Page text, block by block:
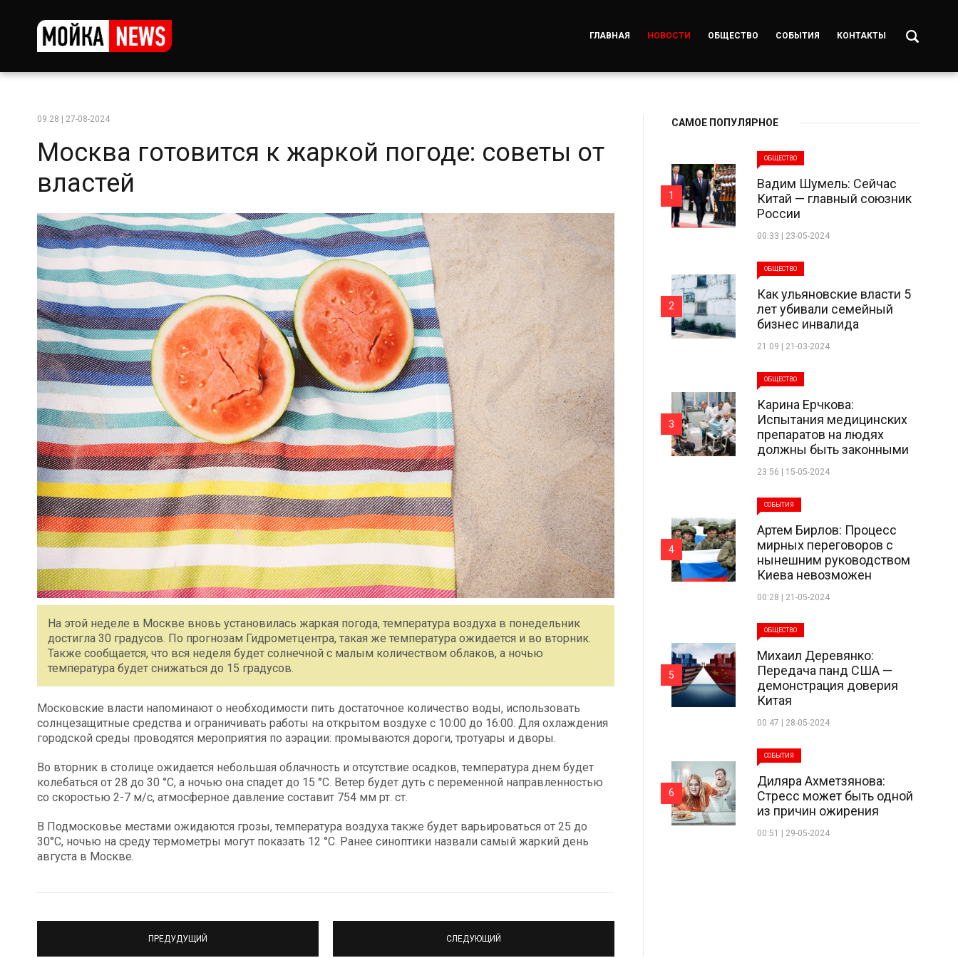
ГЛАВНАЯ НОВОСТИ ОБЩЕСТВО СОБЫТИЯ КОНТАКТЫ
09:28 | 27-08-2024
Москва готовится к жаркой погоде: советы от
властей
На этой неделе в Москве вновь установилась жаркая погода, температура воздуха в понедельник
достигла 30 градусов. По прогнозам Гидрометцентра, такая же температура ожидается и во вторник.
Также сообщается, что вся неделя будет солнечной с малым количеством облаков, а ночью
температура будет снижаться до 15 градусов.
Московские власти напоминают о необходимости пить достаточное количество воды, использовать
солнцезащитные средства и ограничивать работы на открытом воздухе с 10:00 до 16:00. Для охлаждения
городской среды проводятся мероприятия по аэрации: промываются дороги, тротуары и дворы.
Во вторник в столице ожидается небольшая облачность и отсутствие осадков, температура днем будет
колебаться от 28 до 30 °C, а ночью она спадет до 15 °C. Ветер будет дуть с переменной направленностью
со скоростью 2-7 м/с, атмосферное давление составит 754 мм рт. ст.
В Подмосковье местами ожидаются грозы, температура воздуха также будет варьироваться от 25 до
30°C, ночью на среду термометры могут показать 12 °C. Ранее синоптики назвали самый жаркий день
августа в Москве.
ПРЕДУДУЩИЙ СЛЕДУЮЩИЙ
САМОЕ ПОПУЛЯРНОЕ
ОБЩЕСТВО
Вадим Шумель: Сейчас
Китай — главный союзник
России
00:33 | 23-05-2024
1
ОБЩЕСТВО
Как ульяновские власти 5
лет убивали семейный
бизнес инвалида
21:09 | 21-03-2024
2
ОБЩЕСТВО
Карина Ерчкова:
Испытания медицинских
препаратов на людях
должны быть законными
23:56 | 15-05-2024
3
СОБЫТИЯ
Артем Бирлов: Процесс
мирных переговоров с
нынешним руководством
Киева невозможен
00:28 | 21-05-2024
4
ОБЩЕСТВО
Михаил Деревянко:
Передача панд США —
демонстрация доверия
Китая
00:47 | 28-05-2024
5
СОБЫТИЯ
Диляра Ахметзянова:
Стресс может быть одной
из причин ожирения
00:51 | 29-05-2024
6